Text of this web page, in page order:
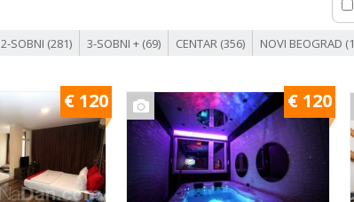
2-SOBNI (281) 3-SOBNI + (69) CENTAR (356) NOVI BEOGRAD
€ 120 € 120